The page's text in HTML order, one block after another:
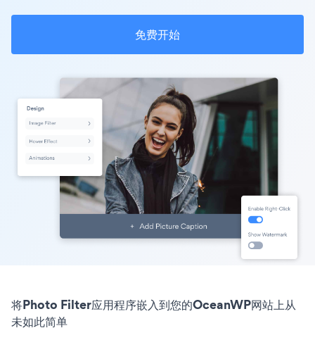
免费开始
将Photo Filter应用程序嵌入到您的OceanWP网站上从
未如此简单